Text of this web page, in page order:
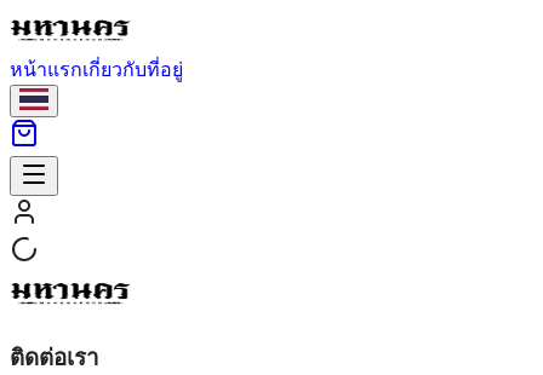
หน้าแรกเกี่ยวกับที่อยู่
ติดต่อเรา